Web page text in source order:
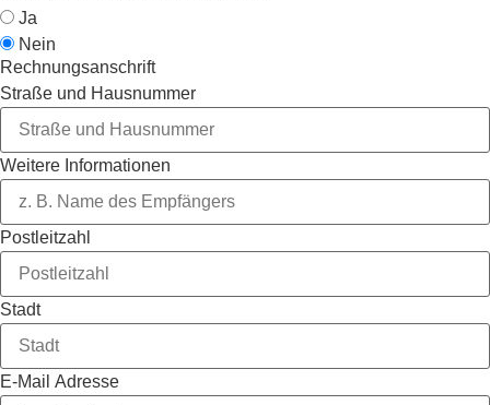
Ja
Nein
Rechnungsanschrift
Straße und Hausnummer
Weitere Informationen
Postleitzahl
Stadt
E-Mail Adresse